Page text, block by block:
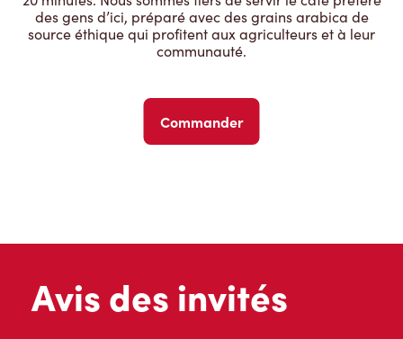
des gens d’ici, préparé avec des grains arabica de
source éthique qui profitent aux agriculteurs et à leur
communauté.
Commander
Avis des invités